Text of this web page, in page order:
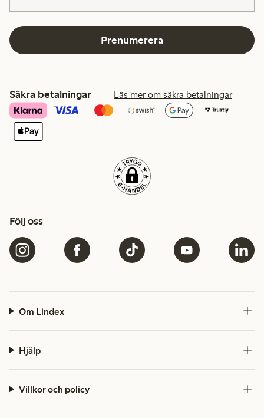
Prenumerera
Säkra betalningar Läs mer om säkra betalningar
Följ oss
Om Lindex
Hjälp
Villkor och policy